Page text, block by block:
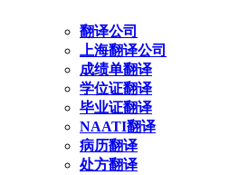
翻译公司
上海翻译公司
成绩单翻译
学位证翻译
毕业证翻译
NAATI翻译
病历翻译
处方翻译